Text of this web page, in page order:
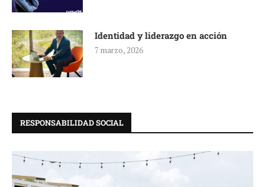
Identidad y liderazgo en acción
7 marzo, 2026
RESPONSABILIDAD SOCIAL